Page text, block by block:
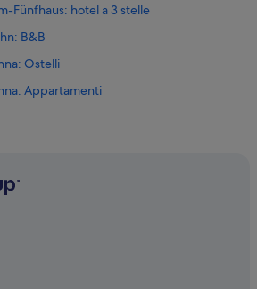
Fünfhaus: hotel a 3 stelle
B&B
Ostelli
Appartamenti